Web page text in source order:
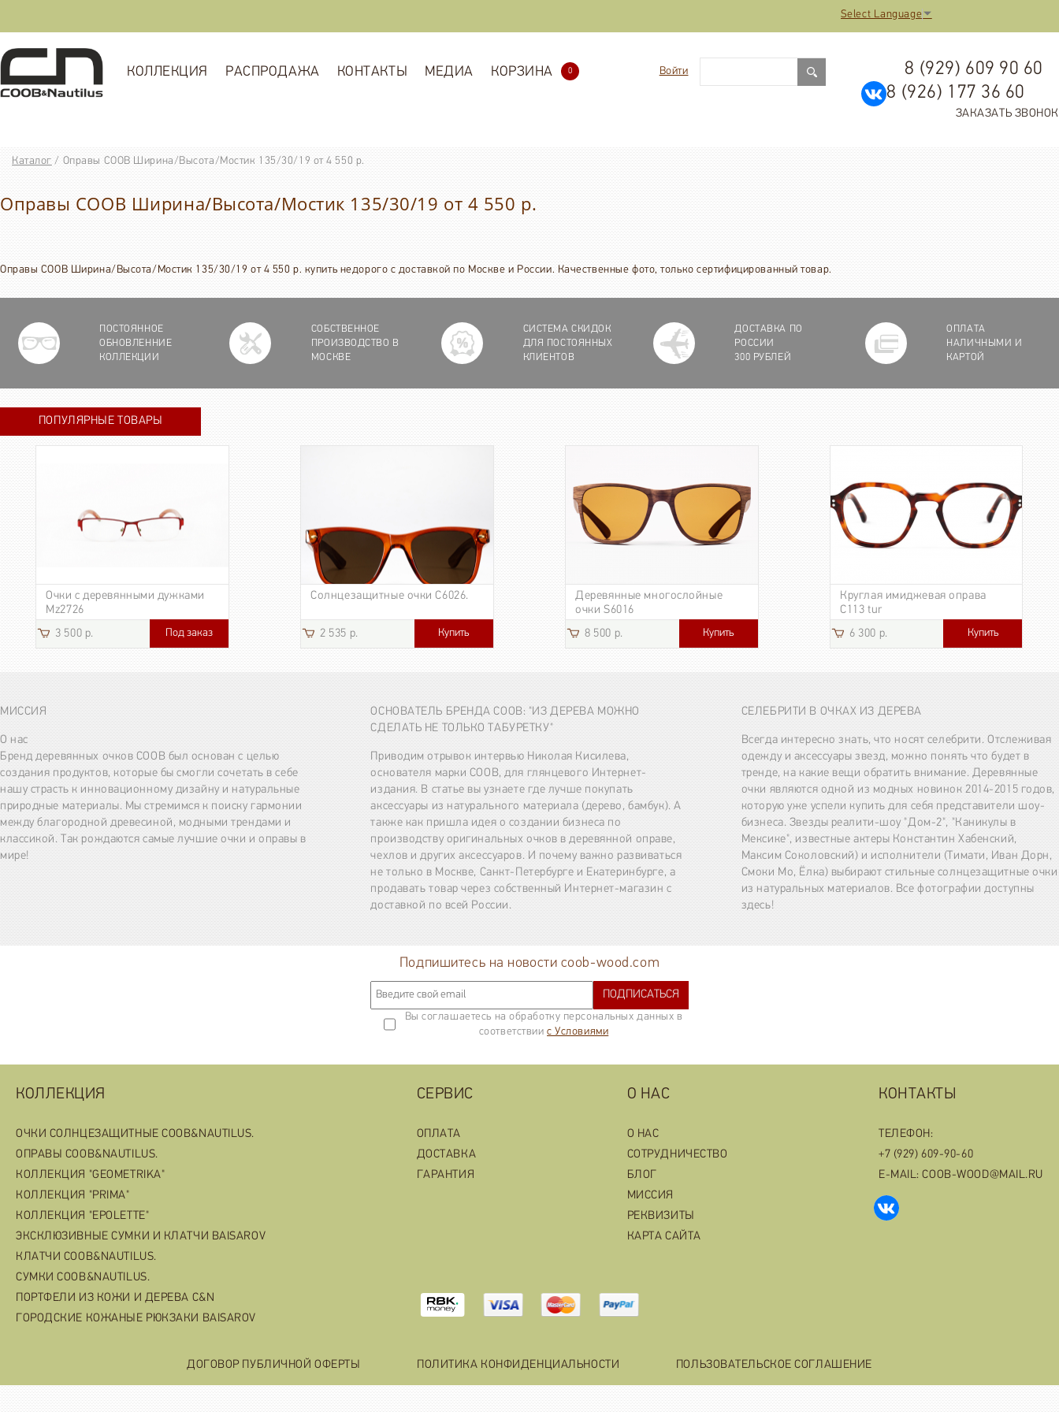
Select Language ▼
КОЛЛЕКЦИЯ РАСПРОДАЖА КОНТАКТЫ МЕДИА КОРЗИНА 0
8 (929) 609 90 60
8 (926) 177 36 60
ЗАКАЗАТЬ ЗВОНОК
Войти
Каталог / Оправы COOB Ширина/Высота/Мостик 135/30/19 от 4 550 р.
Оправы COOB Ширина/Высота/Мостик 135/30/19 от 4 550 р.
Оправы COOB Ширина/Высота/Мостик 135/30/19 от 4 550 р. купить недорого с доставкой по Москве и России. Качественные фото, только сертифицированный товар.
ПОСТОЯННОЕ
ОБНОВЛЕННИЕ
КОЛЛЕКЦИИ
СОБСТВЕННОЕ
ПРОИЗВОДСТВО В
МОСКВЕ
СИСТЕМА СКИДОК
ДЛЯ ПОСТОЯННЫХ
КЛИЕНТОВ
ДОСТАВКА ПО
РОССИИ
300 РУБЛЕЙ
ОПЛАТА
НАЛИЧНЫМИ И
КАРТОЙ
ПОПУЛЯРНЫЕ ТОВАРЫ
Очки с деревянными дужками
Mz2726
3 500 р.
Под заказ
Солнцезащитные очки C6026.
2 535 р. 3 185 р.
Купить
Деревянные многослойные
очки S6016
8 500 р.
Купить
Круглая имиджевая оправа
C113 tur
6 300 р.
Купить
МИССИЯ
О нас
Бренд деревянных очков COOB был основан с целью
создания продуктов, которые бы смогли сочетать в себе
нашу страсть к инновационному дизайну и натуральные
природные материалы. Мы стремимся к поиску гармонии
между благородной древесиной, модными трендами и
классикой. Так рождаются самые лучшие очки и оправы в
мире!
ОСНОВАТЕЛЬ БРЕНДА COOB: "ИЗ ДЕРЕВА МОЖНО
СДЕЛАТЬ НЕ ТОЛЬКО ТАБУРЕТКУ"
Приводим отрывок интервью Николая Кисилева,
основателя марки COOB, для глянцевого Интернет-
издания. В статье вы узнаете где лучше покупать
аксессуары из натурального материала (дерево, бамбук). А
также как пришла идея о создании бизнеса по
производству оригинальных очков в деревянной оправе,
чехлов и других аксессуаров. И почему важно развиваться
не только в Москве, Санкт-Петербурге и Екатеринбурге, а
продавать товар через собственный Интернет-магазин с
доставкой по всей России.
СЕЛЕБРИТИ В ОЧКАХ ИЗ ДЕРЕВА
Всегда интересно знать, что носят селебрити. Отслеживая
одежду и аксессуары звезд, можно понять что будет в
тренде, на какие вещи обратить внимание. Деревянные
очки являются одной из модных новинок 2014-2015 годов,
которую уже успели купить для себя представители шоу-
бизнеса. Звезды реалити-шоу "Дом-2", "Каникулы в
Мексике", известные актеры Константин Хабенский,
Максим Соколовский) и исполнители (Тимати, Иван Дорн,
Смоки Мо, Ёлка) выбирают стильные солнцезащитные очки
из натуральных материалов. Все фотографии доступны
здесь!
Подпишитесь на новости coob-wood.com
ПОДПИСАТЬСЯ
Вы соглашаетесь на обработку персональных данных в
соответствиис Условиями
КОЛЛЕКЦИЯ
ОЧКИ СОЛНЦЕЗАЩИТНЫЕ COOB&NAUTILUS.
ОПРАВЫ COOB&NAUTILUS.
КОЛЛЕКЦИЯ "GEOMETRIKA"
КОЛЛЕКЦИЯ "PRIMA"
КОЛЛЕКЦИЯ "EPOLETTE"
ЭКСКЛЮЗИВНЫЕ СУМКИ И КЛАТЧИ BAISAROV
КЛАТЧИ COOB&NAUTILUS.
СУМКИ COOB&NAUTILUS.
ПОРТФЕЛИ ИЗ КОЖИ И ДЕРЕВА C&N
ГОРОДСКИЕ КОЖАНЫЕ РЮКЗАКИ BAISAROV
СЕРВИС
ОПЛАТА
ДОСТАВКА
ГАРАНТИЯ
О НАС
О НАС
СОТРУДНИЧЕСТВО
БЛОГ
МИССИЯ
РЕКВИЗИТЫ
КАРТА САЙТА
КОНТАКТЫ
ТЕЛЕФОН:
+7 (929) 609-90-60
E-MAIL: COOB-WOOD@MAIL.RU
ДОГОВОР ПУБЛИЧНОЙ ОФЕРТЫ ПОЛИТИКА КОНФИДЕНЦИАЛЬНОСТИ ПОЛЬЗОВАТЕЛЬСКОЕ СОГЛАШЕНИЕ